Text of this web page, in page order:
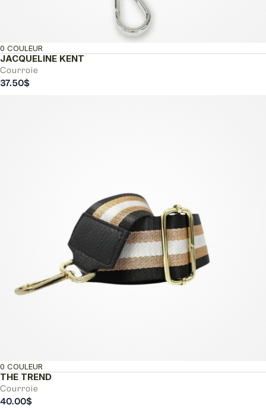
JACQUELINE KENT
Courroie
0 COULEUR
37.50$
THE TREND
Courroie
0 COULEUR
40.00$